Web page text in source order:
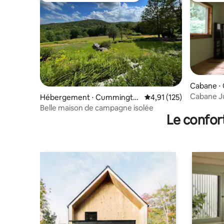
Hébergement ⋅ Cummingto
n
Évaluation moyenne
4,91 (125)
Belle maison de campagne isolée
Cabane
Cabane
Le